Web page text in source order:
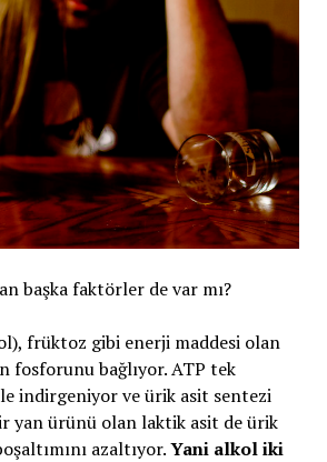
başka faktörler de var mı?
früktoz gibi enerji maddesi olan
fosforunu bağlıyor. ATP tek
indirgeniyor ve ürik asit sentezi
yan ürünü olan laktik asit de ürik
azaltıyor.Yani alkol iki